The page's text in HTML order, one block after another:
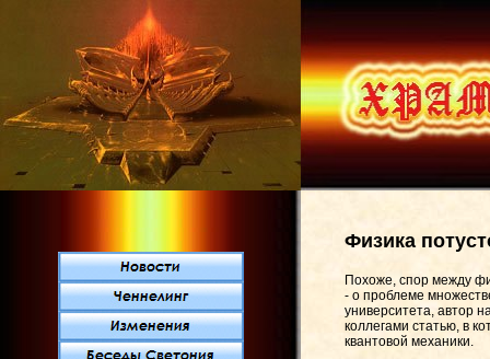
Физика
Похоже, спор между
- о проблеме
университета, автор
коллегами статью, в
квантовой механики.